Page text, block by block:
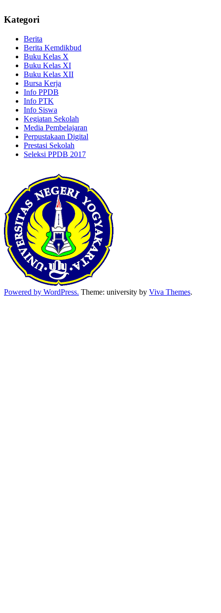
Kategori
Berita
Berita Kemdikbud
Buku Kelas X
Buku Kelas XI
Buku Kelas XII
Bursa Kerja
Info PPDB
Info PTK
Info Siswa
Kegiatan Sekolah
Media Pembelajaran
Perpustakaan Digital
Prestasi Sekolah
Seleksi PPDB 2017
Powered by WordPress. Theme: university by Viva Themes.